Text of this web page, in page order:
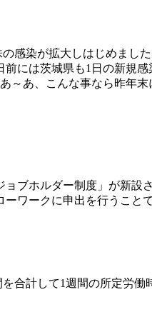
感染が拡大しはじめまし
には茨城県も1日の新規
あ、こんな事なら昨年
ブホルダー制度」が新設
ワークに申出を行うこと
合計して1週間の所定労働